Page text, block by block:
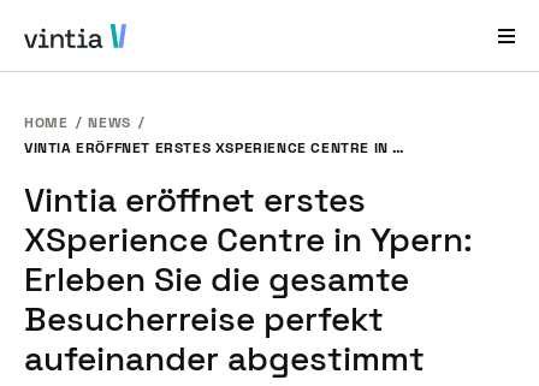
Hilfe und Support
EN
Branchenlösungen
Lösungen
Produkte
HOME
NEWS
VINTIA ERÖFFNET ERSTES XSPERIENCE CENTRE IN YPERN: ERLEBEN SIE DIE GESAMTE BESUCHERREISE PERFEKT AUFEINANDER ABGESTIMMT
Vintia eröffnet erstes
XSperience Centre in Ypern:
Erleben Sie die gesamte
Besucherreise perfekt
aufeinander abgestimmt